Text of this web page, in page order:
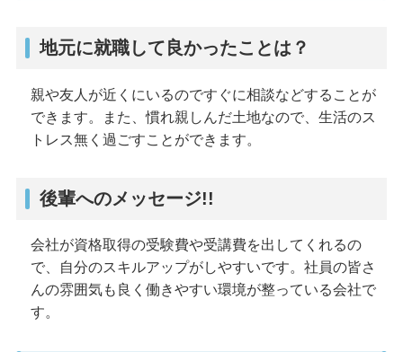
地元に就職して良かったことは？
親や友人が近くにいるのですぐに相談などすることが
できます。また、慣れ親しんだ土地なので、生活のス
トレス無く過ごすことができます。
後輩へのメッセージ!!
会社が資格取得の受験費や受講費を出してくれるの
で、自分のスキルアップがしやすいです。社員の皆さ
んの雰囲気も良く働きやすい環境が整っている会社で
す。